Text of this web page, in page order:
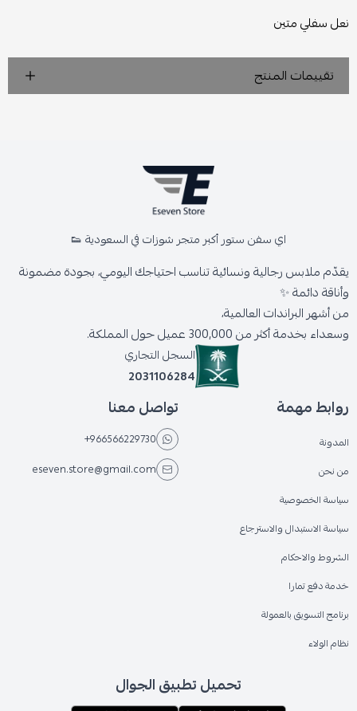
نعل سفلي متين
تقييمات المنتج
اي سفن ستور أكبر متجر شوزات في السعودية 👟
يقدّم ملابس رجالية ونسائية تناسب احتياجك اليومي، بجودة مضمونة
وأناقة دائمة ✨
من أشهر البراندات العالمية،
وسعداء بخدمة أكثر من 300,000 عميل حول المملكة.
السجل التجاري
2031106284
روابط مهمة
المدونة
من نحن
سياسة الخصوصية
سياسة الاستبدال والاسترجاع
الشروط والاحكام
خدمة دفع تمارا
برنامج التسويق بالعمولة
نظام الولاء
تواصل معنا
+966566229730
eseven.store@gmail.com
تحميل تطبيق الجوال